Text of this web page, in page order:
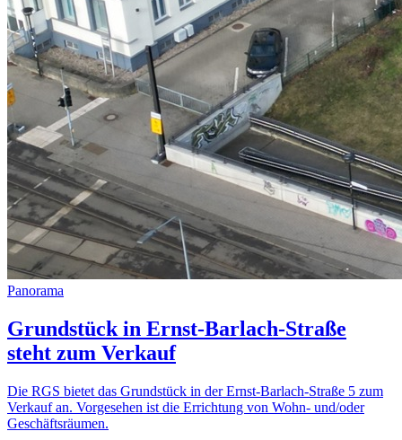
Panorama
Grundstück in Ernst-Barlach-Straße
steht zum Verkauf
Die RGS bietet das Grundstück in der Ernst-Barlach-Straße 5 zum
Verkauf an. Vorgesehen ist die Errichtung von Wohn- und/oder
Geschäftsräumen.